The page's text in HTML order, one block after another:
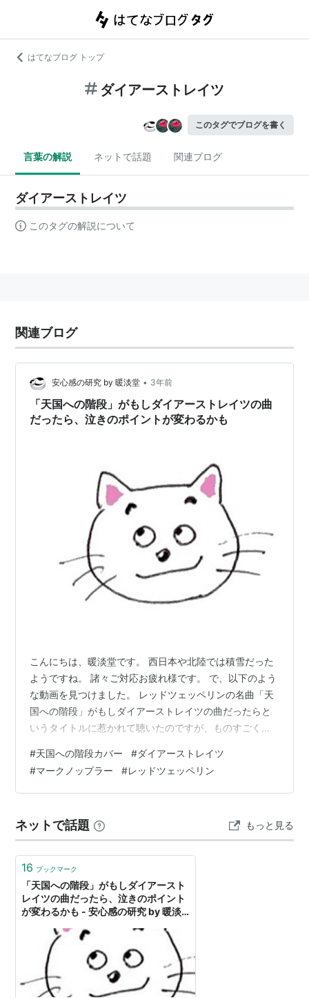
はてなブログ トップ
ダイアーストレイツ
このタグでブログを書く
言葉の解説 ネットで話題 関連ブログ
ダイアーストレイツ
このタグの解説について
関連ブログ
安心感の研究 by 暖淡堂 • 3年前
「天国への階段」がもしダイアーストレイツの曲
だったら、泣きのポイントが変わるかも
こんにちは、暖淡堂です。 西日本や北陸では積雪だった
ようですね。 諸々ご対応お疲れ様です。 で、以下のよう
な動画を見つけました。 レッドツェッペリンの名曲「天
国への階段」がもしダイアーストレイツの曲だったらと
いうタイトルに惹かれて聴いたのですが、ものすごくよ
をマークノップラーが演奏していて、その他のパート
も、おそらくテレグラフロードの頃のメンバーが演奏し
ているような感じになっています。 わあ、こんな遊び方
手ですね。 本当に若い頃のマークノップラーが演奏して
いる感じです。 仕事の後の、ひと息入…
#天国への階段カバー #ダイアーストレイツ
#マークノップラー #レッドツェッペリン
ネットで話題 もっと見る
16 ブックマーク
「天国への階段」がもしダイアースト
レイツの曲だったら、泣きのポイント
が変わるかも - 安心感の研究 by 暖淡